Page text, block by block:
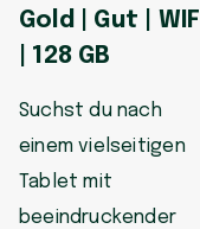
Gold | Gut | WIFI
| 128 GB
Suchst du nach
einem vielseitigen
Tablet mit
beeindruckender